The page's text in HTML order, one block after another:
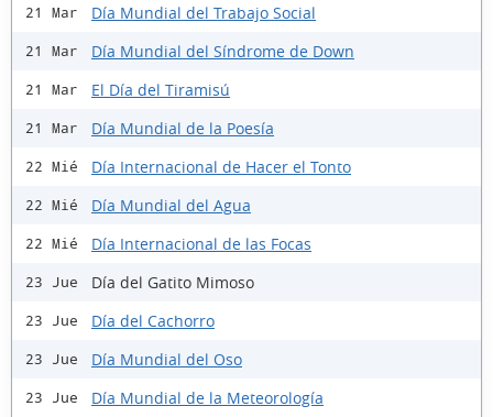
21 Mar Día Mundial del Trabajo Social
21 Mar Día Mundial del Síndrome de Down
21 Mar El Día del Tiramisú
21 Mar Día Mundial de la Poesía
22 Mié Día Internacional de Hacer el Tonto
22 Mié Día Mundial del Agua
22 Mié Día Internacional de las Focas
23 Jue Día del Gatito Mimoso
23 Jue Día del Cachorro
23 Jue Día Mundial del Oso
23 Jue Día Mundial de la Meteorología